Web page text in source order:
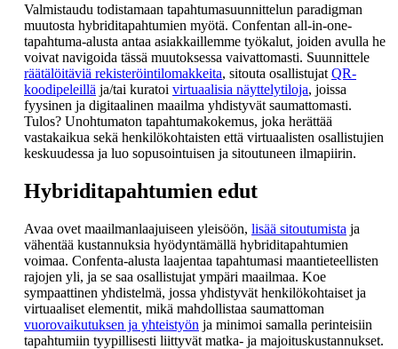
Valmistaudu todistamaan tapahtumasuunnittelun paradigman
muutosta hybriditapahtumien myötä. Confentan all-in-one-
tapahtuma-alusta antaa asiakkaillemme työkalut, joiden avulla he
voivat navigoida tässä muutoksessa vaivattomasti. Suunnittele
räätälöitäviä rekisteröintilomakkeita, sitouta osallistujat QR-
koodipeleillä ja/tai kuratoi virtuaalisia näyttelytiloja, joissa
fyysinen ja digitaalinen maailma yhdistyvät saumattomasti.
Tulos? Unohtumaton tapahtumakokemus, joka herättää
vastakaikua sekä henkilökohtaisten että virtuaalisten osallistujien
keskuudessa ja luo sopusointuisen ja sitoutuneen ilmapiirin.
Hybriditapahtumien edut
Avaa ovet maailmanlaajuiseen yleisöön, lisää sitoutumista ja
vähentää kustannuksia hyödyntämällä hybriditapahtumien
voimaa. Confenta-alusta laajentaa tapahtumasi maantieteellisten
rajojen yli, ja se saa osallistujat ympäri maailmaa. Koe
sympaattinen yhdistelmä, jossa yhdistyvät henkilökohtaiset ja
virtuaaliset elementit, mikä mahdollistaa saumattoman
vuorovaikutuksen ja yhteistyön ja minimoi samalla perinteisiin
tapahtumiin tyypillisesti liittyvät matka- ja majoituskustannukset.